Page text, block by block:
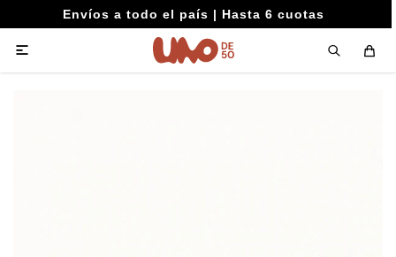
Envíos a todo el país | Hasta 6 cuotas
